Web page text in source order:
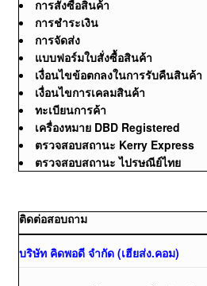
การสั่งซื้อสินค้า
การชำระเงิน
การจัดส่ง
แบบฟอร์มใบสั่งซื้อสินค้า
เงื่อนไขข้อตกลงในการรับคืนสินค้า
เงื่อนไขการเคลมสินค้า
ทะเบียนการค้า
เครื่องหมาย DBD Registered
ตรวจสอบสถานะ Kerry Express
ตรวจสอบสถานะ ไปรษณีย์ไทย
ติดต่อสอบถาม
บริษัท คิดพอดี จำกัด (เฮียส่ง.คอม)